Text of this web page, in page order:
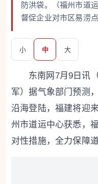
防洪袋。（福州市道
督促企业对市区易涝
小 中 大
东南网7月9日讯
军）据气象部门预测
沿海登陆，福建将迎
州市道运中心获悉，
对性措施，全力保障